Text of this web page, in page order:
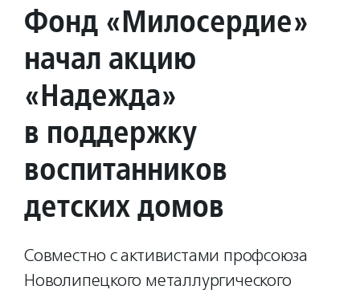
Фонд «Милосердие»
начал акцию
«Надежда»
в поддержку
воспитанников
детских домов
Совместно с активистами профсоюза
Новолипецкого металлургического